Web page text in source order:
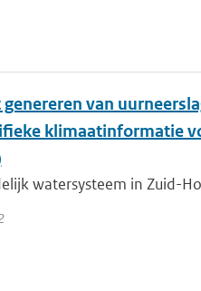
van
klimaatinformatie
watersysteem in Zuid-